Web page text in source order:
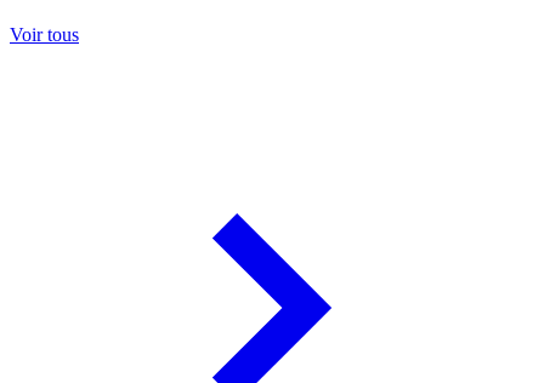
Voir tous